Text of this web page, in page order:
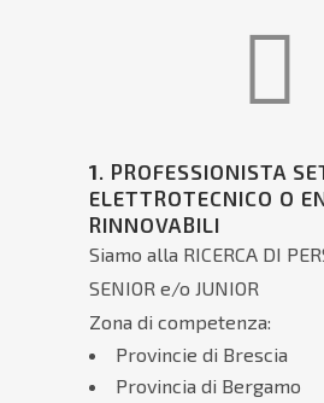
1. PROFESSIONISTA
ELETTROTECNICO O
RINNOVABILI
Siamo alla RICERCA DI
SENIOR e/o JUNIOR
Zona di competenza:
Provincie di Brescia
Provincia di Bergamo